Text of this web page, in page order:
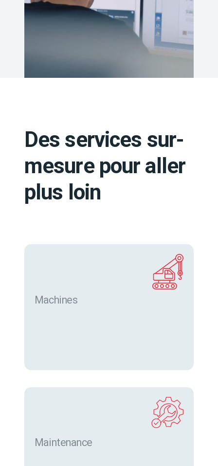
Des services sur-
mesure pour aller
plus loin
Machines
Maintenance